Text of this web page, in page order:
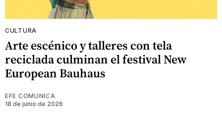
CULTURA
Arte escénico y talleres con tela
reciclada culminan el festival New
European Bauhaus
EFE COMUNICA
18 de junio de 2026